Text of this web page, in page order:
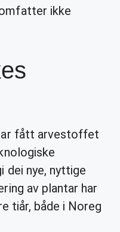
ikke
fått arvestoffet
dei nye, nyttige
av plantar har
tiår, både i Noreg